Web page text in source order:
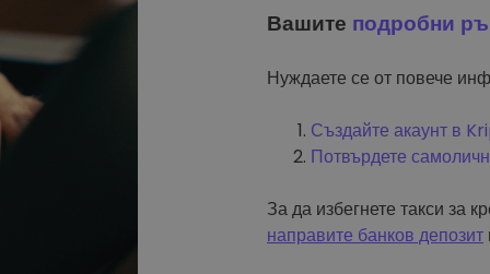
Вашите подробни
Нуждаете се от повече
Създайте акаунт в
Потвърдете
За да избегнете такси за
направите банков депозит